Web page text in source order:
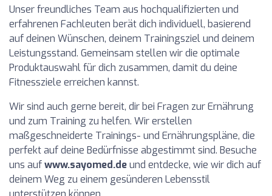
Unser freundliches Team aus hochqualifizierten und
erfahrenen Fachleuten berät dich individuell, basierend
auf deinen Wünschen, deinem Trainingsziel und deinem
Leistungsstand. Gemeinsam stellen wir die optimale
Produktauswahl für dich zusammen, damit du deine
Fitnessziele erreichen kannst.
Wir sind auch gerne bereit, dir bei Fragen zur Ernährung
und zum Training zu helfen. Wir erstellen
maßgeschneiderte Trainings- und Ernährungspläne, die
perfekt auf deine Bedürfnisse abgestimmt sind. Besuche
uns aufwww.sayomed.deund entdecke, wie wir dich auf
deinem Weg zu einem gesünderen Lebensstil